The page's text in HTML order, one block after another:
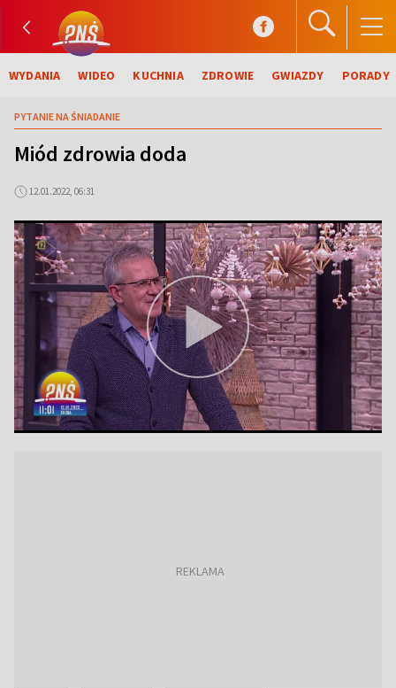
WYDANIA WIDEO KUCHNIA ZDROWIE GWIAZDY PORADY
PYTANIE NA ŚNIADANIE
Miód zdrowia doda
12.01.2022, 06:31